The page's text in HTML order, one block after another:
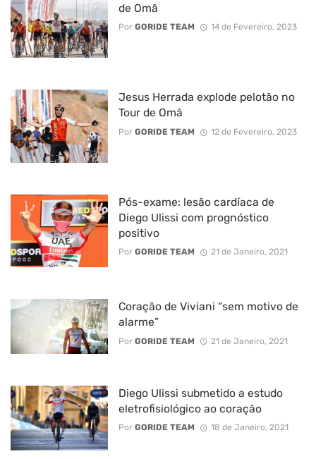
de Omã
Por GORIDE TEAM 14 de Fevereiro, 2023
Jesus Herrada explode pelotão no
Tour de Omã
Por GORIDE TEAM 12 de Fevereiro, 2023
Pós-exame: lesão cardíaca de
Diego Ulissi com prognóstico
positivo
Por GORIDE TEAM 21 de Janeiro, 2021
Coração de Viviani “sem motivo de
alarme”
Por GORIDE TEAM 21 de Janeiro, 2021
Diego Ulissi submetido a estudo
eletrofisiológico ao coração
Por GORIDE TEAM 18 de Janeiro, 2021